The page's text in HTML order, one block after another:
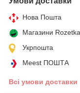
Нова Пошта
Магазини Rozetka
Укрпошта
Meest ПОШТА
Всі умови доставки